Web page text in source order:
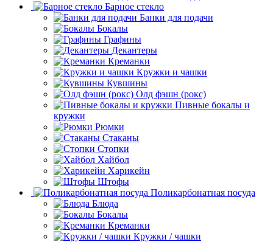
Барное стекло
Банки для подачи
Бокалы
Графины
Декантеры
Креманки
Кружки и чашки
Кувшины
Олд фэшн (рокс)
Пивные бокалы и
кружки
Рюмки
Стаканы
Стопки
Хайбол
Харикейн
Штофы
Поликарбонатная посуда
Блюда
Бокалы
Креманки
Кружки / чашки